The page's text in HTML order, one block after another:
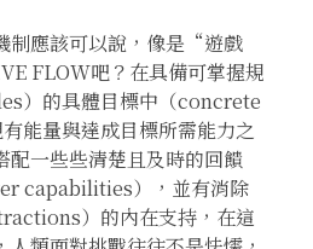
制應該可以說，像是“遊戲
FLOW吧？在具備可掌握規
）的具體目標中（concrete
能量與達成目標所需能力之
配一些些清楚且及時的回饋
capabilities），並有消除
）的內在支持，在這